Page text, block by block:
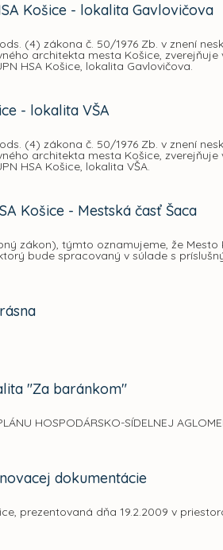
Košice - lokalita Gavlovičova
(4) zákona č. 50/1976 Zb. v znení
architekta mesta Košice, zverejňuje
HSA Košice, lokalita Gavlovičova.
- lokalita VŠA
(4) zákona č. 50/1976 Zb. v znení
architekta mesta Košice, zverejňuje
HSA Košice, lokalita VŠA.
Košice - Mestská časť Šaca
zákon), týmto oznamujeme, že Mesto
bude spracovaný v súlade s
"Za baránkom"
HOSPODÁRSKO-SÍDELNEJ
dokumentácie
prezentovaná dňa 19.2.2009 v